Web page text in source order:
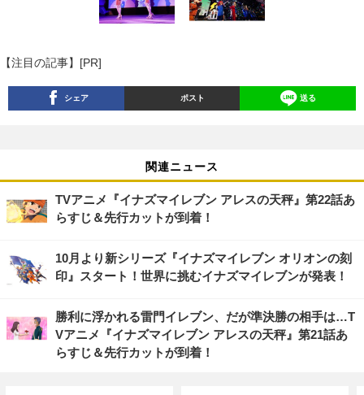
【注目の記事】[PR]
シェア ポスト 送る
関連ニュース
TVアニメ『イナズマイレブン アレスの天秤』第22話あ
らすじ＆先行カットが到着！
10月より新シリーズ『イナズマイレブン オリオンの刻
印』スタート！世界に挑むイナズマイレブンが発表！
勝利に浮かれる雷門イレブン、だが準決勝の相手は…T
Vアニメ『イナズマイレブン アレスの天秤』第21話あ
らすじ＆先行カットが到着！